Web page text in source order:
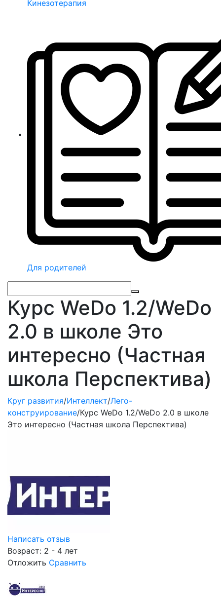
Кинезотерапия
Для родителей
Курс WeDo 1.2/WeDo
2.0 в школе Это
интересно (Частная
школа Перспектива)
Круг развития/Интеллект/Лего-
конструирование/Курс WeDo 1.2/WeDo 2.0 в школе
Это интересно (Частная школа Перспектива)
Написать отзыв
Возраст: 2 - 4 лет
Отложить Сравнить